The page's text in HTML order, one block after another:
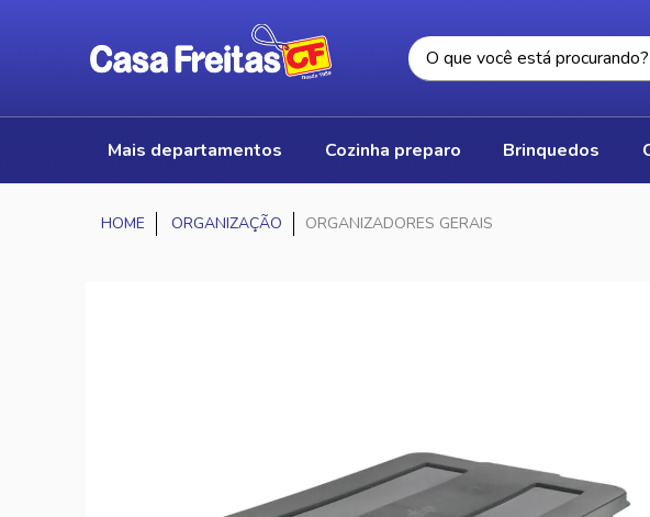
mais departamentos cozinha preparo brinquedos
ORGANIZAÇÃO ORGANIZADORES GERAIS